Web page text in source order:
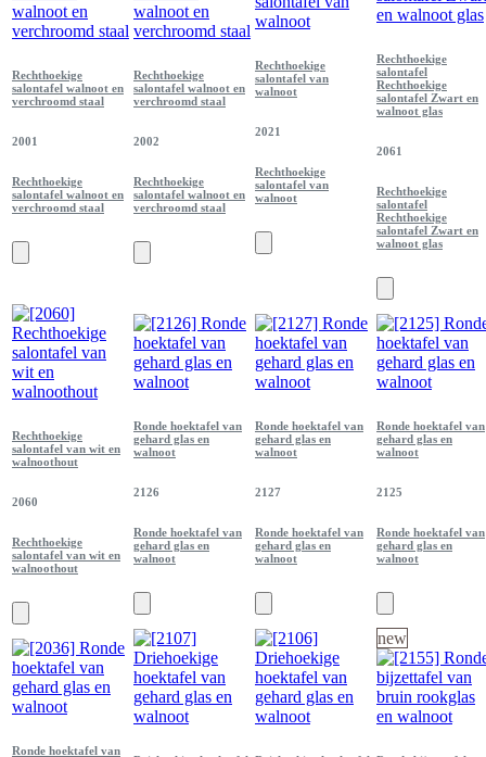
Rechthoekige
salontafel walnoot en
verchroomd staal
2001
Rechthoekige
salontafel walnoot en
verchroomd staal
Rechthoekige
salontafel walnoot en
verchroomd staal
2002
Rechthoekige
salontafel walnoot en
verchroomd staal
Rechthoekige
salontafel van
walnoot
2021
Rechthoekige
salontafel van
walnoot
Rechthoekige
salontafel
Rechthoekige
salontafel Zwart en
walnoot glas
2061
Rechthoekige
salontafel
Rechthoekige
salontafel Zwart en
walnoot glas
Rechthoekige
salontafel van wit en
walnoothout
2060
Rechthoekige
salontafel van wit en
walnoothout
Ronde hoektafel van
gehard glas en
walnoot
2126
Ronde hoektafel van
gehard glas en
walnoot
Ronde hoektafel van
gehard glas en
walnoot
2127
Ronde hoektafel van
gehard glas en
walnoot
Ronde hoektafel van
gehard glas en
walnoot
2125
Ronde hoektafel van
gehard glas en
walnoot
Ronde hoektafel van
new